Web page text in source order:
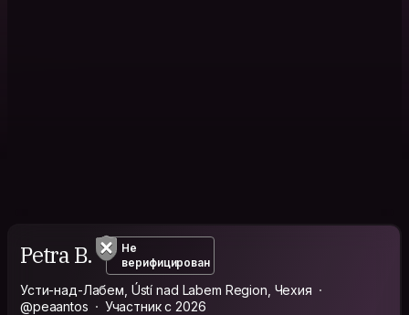
Petra B.
Не
верифицирован
Усти-над-Лабем, Ústí nad Labem Region, Чехия
@peaantos
Участник с 2026